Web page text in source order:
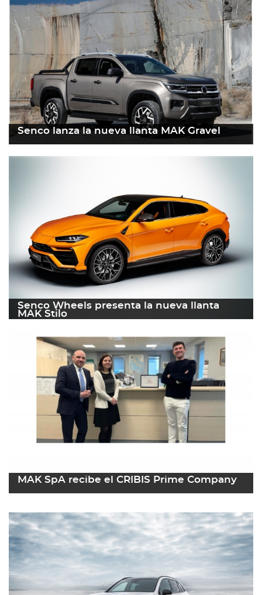
Senco lanza la nueva llanta MAK Gravel
20 abril 2023 Leer más
Senco Wheels presenta la nueva llanta
MAK Stilo
MAK SpA recibe el CRIBIS Prime Company